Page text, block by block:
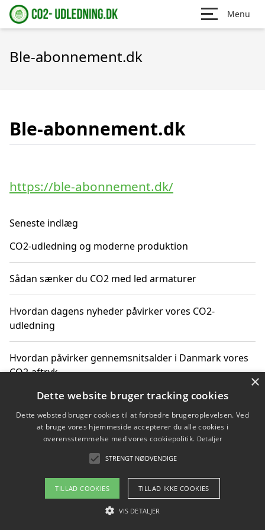
Menu
Ble-abonnement.dk
Ble-abonnement.dk
https://ble-abonnement.dk/
Seneste indlæg
CO2-udledning og moderne produktion
Sådan sænker du CO2 med led armaturer
Hvordan dagens nyheder påvirker vores CO2-
udledning
Hvordan påvirker gennemsnitsalder i Danmark vores
CO2-aftryk
Hvordan nyheder om CO2-udledning påvirker vores
hverdag
Om / kontakt
Blog Betingelser
×
Dette website bruger tracking cookies
Dette websted bruger cookies til at forbedre brugeroplevelsen. Ved
at bruge vores hjemmeside accepterer du alle cookies i
overensstemmelse med vores cookiepolitik. Detaljer
STRENGT NØDVENDIGE
TILLAD COOKIES TILLAD IKKE COOKIES
VIS DETALJER